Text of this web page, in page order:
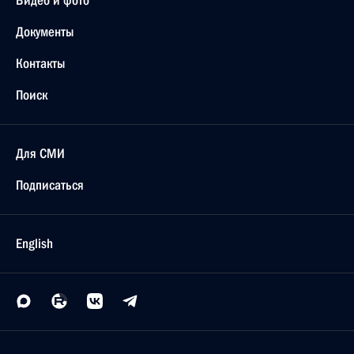
Документы
Контакты
Поиск
Для СМИ
Подписаться
English